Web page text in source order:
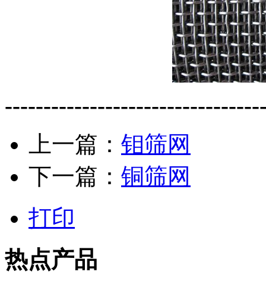
上一篇： 钼筛网
下一篇： 铜筛网
打印
热点产品